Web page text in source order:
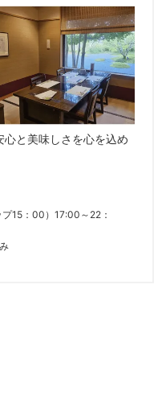
と美味しさを心を込め
15：00）17:00～22：